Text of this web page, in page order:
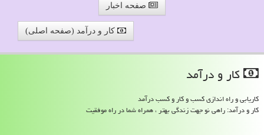
صفحه اخبار
کار و درآمد (صفحه اصلی)
كار و درآمد
کاریابی و راه اندازی کسب و کار و کسب درآمد
کار و درآمد: راهی نو جهت زندگی بهتر ، همراه شما در راه موفقیت